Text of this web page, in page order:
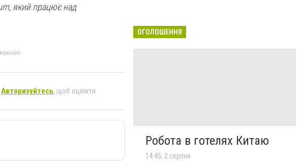
який працює над
Авторизуйтесь, щоб оцінити
ОГОЛОШЕННЯ
Робота в готелях Китаю
14:45, 2 серпня